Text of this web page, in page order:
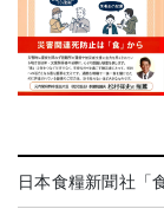
日本食糧新聞社「